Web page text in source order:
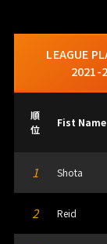
LEAGUE
2021-
順
位
Fist Name
1 Shota
2 Reid